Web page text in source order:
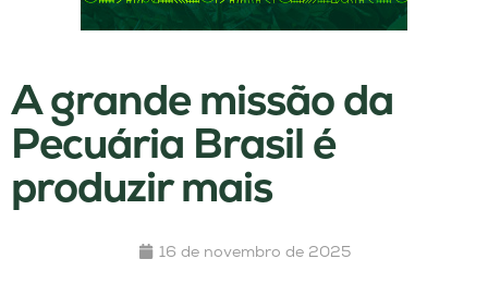
A grande missão da
Pecuária Brasil é
produzir mais
16 de novembro de 2025